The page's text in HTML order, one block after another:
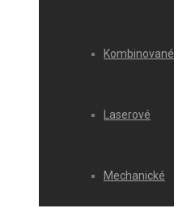
Kombinované
Laserové
Mechanické